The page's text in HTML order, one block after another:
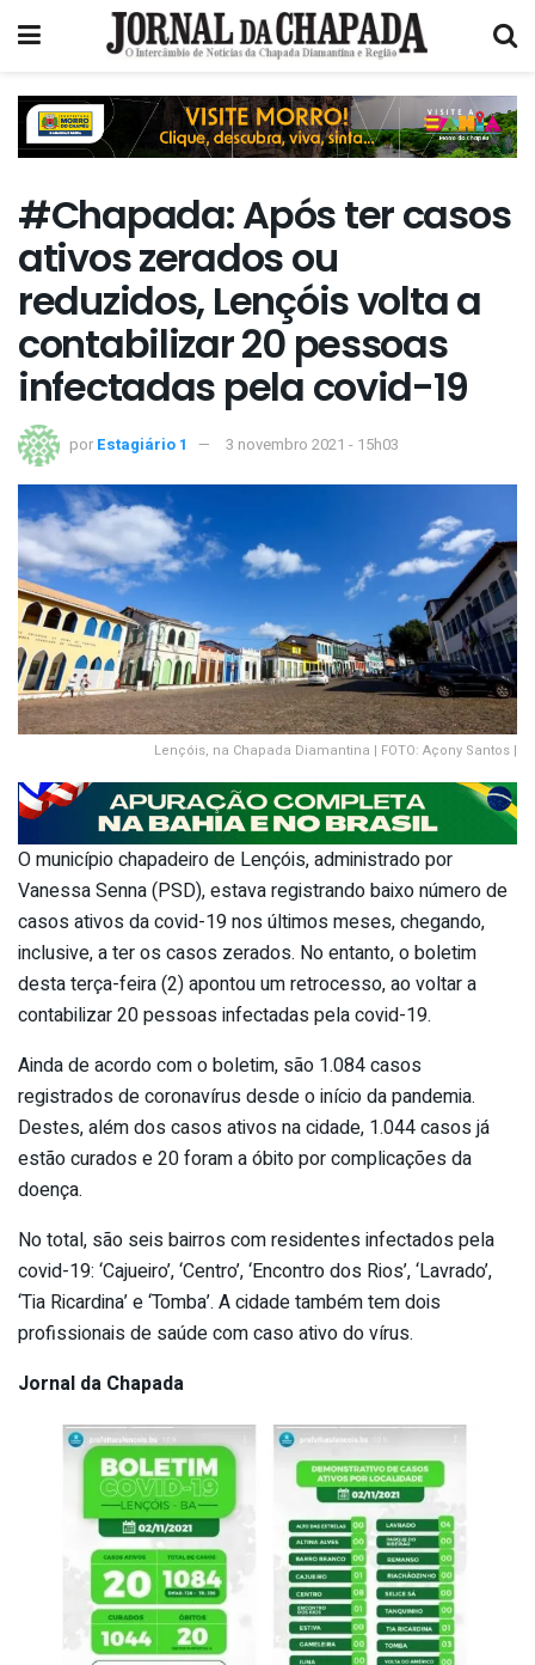
#Chapada: Após ter casos
ativos zerados ou
reduzidos, Lençóis volta a
contabilizar 20 pessoas
infectadas pela covid-19
por Estagiário 1 3 novembro 2021 - 15h03
Lençóis, na Chapada Diamantina | FOTO: Açony Santos |
O município chapadeiro de Lençóis, administrado por
Vanessa Senna (PSD), estava registrando baixo número de
casos ativos da covid-19 nos últimos meses, chegando,
inclusive, a ter os casos zerados. No entanto, o boletim
desta terça-feira (2) apontou um retrocesso, ao voltar a
contabilizar 20 pessoas infectadas pela covid-19.
Ainda de acordo com o boletim, são 1.084 casos
registrados de coronavírus desde o início da pandemia.
Destes, além dos casos ativos na cidade, 1.044 casos já
estão curados e 20 foram a óbito por complicações da
doença.
No total, são seis bairros com residentes infectados pela
covid-19: ‘Cajueiro’, ‘Centro’, ‘Encontro dos Rios’, ‘Lavrado’,
‘Tia Ricardina’ e ‘Tomba’. A cidade também tem dois
profissionais de saúde com caso ativo do vírus.
Jornal da Chapada